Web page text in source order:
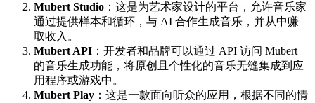
Mubert Studio ：这是为艺术家设计的平台，允许音乐家
通过提供样本和循环，与 AI 合作生成音乐，并从中赚
取收入。
Mubert API ：开发者和品牌可以通过 API 访问 Mubert
的音乐生成功能，将原创且个性化的音乐无缝集成到应
用程序或游戏中。
Mubert Play ：这是一款面向听众的应用，根据不同的情